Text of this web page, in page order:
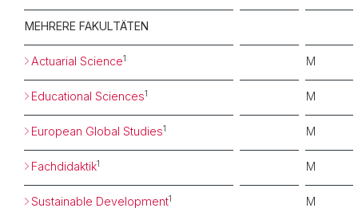
MEHRERE FAKULTÄTEN
Actuarial Science1 M
Educational Sciences1 M
European Global Studies1 M
Fachdidaktik1 M
Sustainable Development1 M